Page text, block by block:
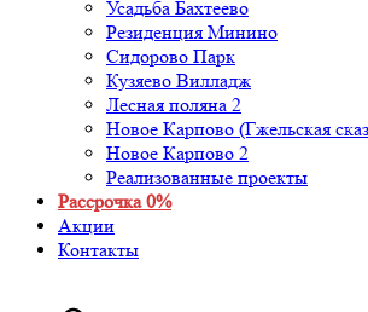
Усадьба Бахтеево
Резиденция Минино
Сидорово Парк
Кузяево Вилладж
Лесная поляна 2
Новое Карпово (Гжельская
Новое Карпово 2
Реализованные проекты
Рассрочка 0%
Акции
Контакты